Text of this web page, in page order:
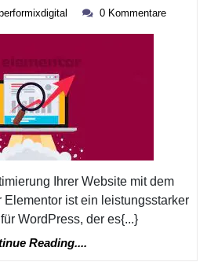
Ihr
Tipps
Und
Tricks
performixdigital
0 Kommentare
Ihrer Website mit dem
ist ein leistungsstarker
WordPress, der es{...}
Reading....